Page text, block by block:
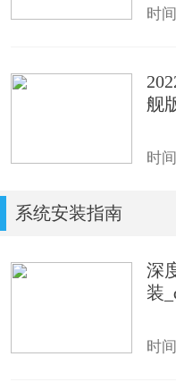
时
舰
时
系统安装指南
深
装
时